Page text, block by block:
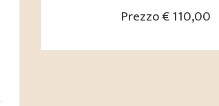
Prezzo € 110,00